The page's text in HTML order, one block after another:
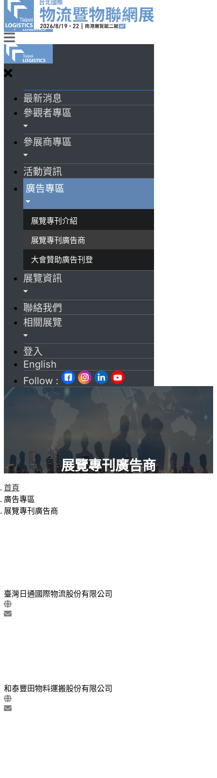
最新消息
參觀者專區
參展商專區
活動資訊
廣告專區
展覽專刊介紹
展覽專刊廣告商
大會贊助廣告刊登
展覽資訊
聯絡我們
相關展覽
登入
English
Follow :
展覽專刊廣告商
首頁
廣告專區
展覽專刊廣告商
臺灣日通國際物流股份有限公司
和泰豐田物料運搬股份有限公司